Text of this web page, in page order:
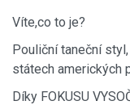
Víte,co to je?
Pouliční taneční
státech amerických
Díky FOKUSU